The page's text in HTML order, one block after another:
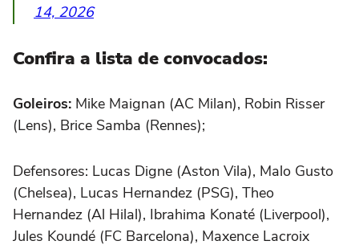
14, 2026
Confira a lista de convocados:
Goleiros: Mike Maignan (AC Milan), Robin Risser
(Lens), Brice Samba (Rennes);
Defensores: Lucas Digne (Aston Vila), Malo Gusto
(Chelsea), Lucas Hernandez (PSG), Theo
Hernandez (Al Hilal), Ibrahima Konaté (Liverpool),
Jules Koundé (FC Barcelona), Maxence Lacroix